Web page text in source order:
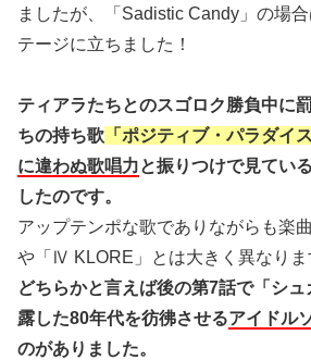
ましたが、「Sadistic Candy」の場
テージに立ちました！
ティアラたちとのスゴロク勝負中に
ちの持ち歌 「ポジティブ・パラダイス
に違わぬ歌唱力と振りつけで見てい
したのです。
アップテンポな歌でありながらも楽
や「Ⅳ KLORE」とは大きく異なりま
どちらかと言えば後の第7話で「シ
露した80年代を彷彿させるアイドル
のがありました。